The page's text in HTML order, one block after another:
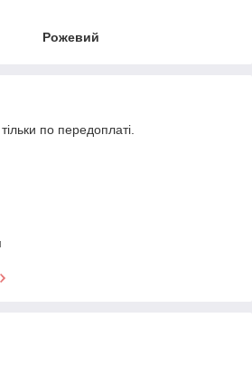
Рожевий
по передоплаті.